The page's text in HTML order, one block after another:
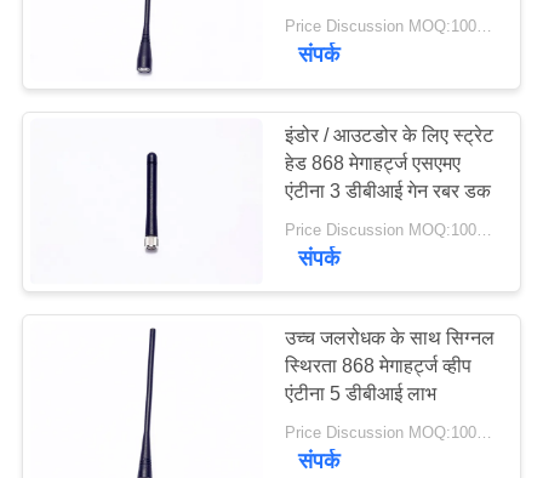
अल्ट्रा वाइडबैंड एंटीना
8
अनुकूलित प्लास्टिक पार्ट्स
Price Discussion MOQ:100PCS
संपर्क
इंडोर / आउटडोर के लिए स्ट्रेट
हेड 868 मेगाहर्ट्ज एसएमए
एंटीना 3 डीबीआई गेन रबर डक
संपर्क
उच्च जलरोधक के साथ सिग्नल
स्थिरता 868 मेगाहर्ट्ज व्हीप
एंटीना 5 डीबीआई लाभ
संपर्क